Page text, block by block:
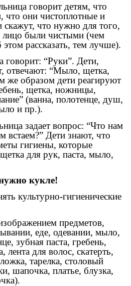
говорит детям, что
что они чистоплотные и
скажут, что нужно для того,
были чистыми (чем
рассказать, тем лучше).
говорит: “Руки”. Дети,
отвечают: “Мыло, щетка,
же образом дети реагируют
щетка, ножницы,
(ванна, полотенце, душ,
и пр.).
задает вопрос: “Что нам
встаем?” Дети знают, что
гигиены, которые
для рук, паста, мыло,
кукле!
культурно-гигиенические
предметов,
еде, одевании, мыло,
зубная паста, гребень,
лента для волос, скатерть,
тарелка, столовый
шапочка, платье, блузка,